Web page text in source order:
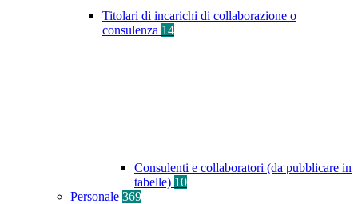
Titolari di incarichi di collaborazione o
consulenza 14
Consulenti e collaboratori (da pubblicare in
tabelle) 10
Personale 369